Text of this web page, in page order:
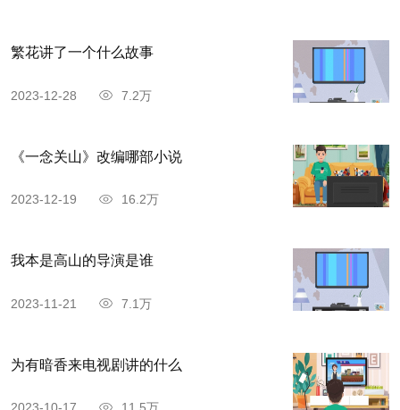
繁花讲了一个什么故事
2023-12-28 7.2万
《一念关山》改编哪部小说
2023-12-19 16.2万
我本是高山的导演是谁
2023-11-21 7.1万
为有暗香来电视剧讲的什么